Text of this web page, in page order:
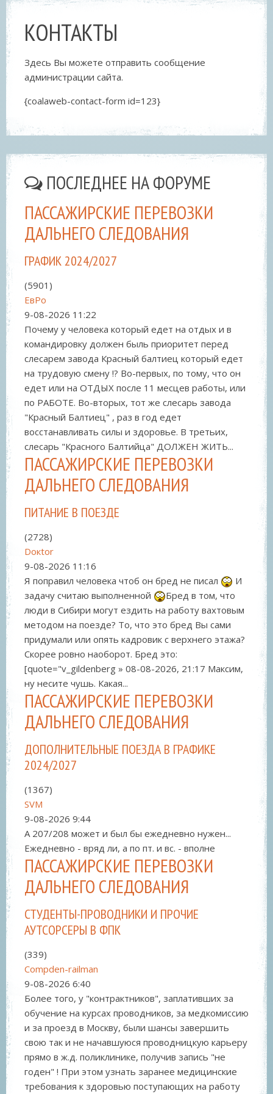
КОНТАКТЫ
Здесь Вы можете отправить сообщение
администрации сайта.
{coalaweb-contact-form id=123}
ПОСЛЕДНЕЕ НА ФОРУМЕ
ПАССАЖИРСКИЕ ПЕРЕВОЗКИ
ДАЛЬНЕГО СЛЕДОВАНИЯ
ГРАФИК 2024/2027
(5901)
ЕвРо
9-08-2026 11:22
Почему у человека который едет на отдых и в
командировку должен быль приоритет перед
слесарем завода Красный балтиец который едет
на трудовую смену !? Во-первых, по тому, что он
едет или на ОТДЫХ после 11 месцев работы, или
по РАБОТЕ. Во-вторых, тот же слесарь завода
"Красный Балтиец" , раз в год едет
восстанавливать силы и здоровье. В третьих,
слесарь "Красного Балтийца" ДОЛЖЕН ЖИТЬ...
ПАССАЖИРСКИЕ ПЕРЕВОЗКИ
ДАЛЬНЕГО СЛЕДОВАНИЯ
ПИТАНИЕ В ПОЕЗДЕ
(2728)
Doкtor
9-08-2026 11:16
Я поправил человека чтоб он бред не писал
И
задачу считаю выполненной
Бред в том, что
люди в Сибири могут ездить на работу вахтовым
методом на поезде? То, что это бред Вы сами
придумали или опять кадровик с верхнего этажа?
Скорее ровно наоборот. Бред это:
[quote="v_gildenberg » 08-08-2026, 21:17 Максим,
ну несите чушь. Какая...
ПАССАЖИРСКИЕ ПЕРЕВОЗКИ
ДАЛЬНЕГО СЛЕДОВАНИЯ
ДОПОЛНИТЕЛЬНЫЕ ПОЕЗДА В ГРАФИКЕ
2024/2027
(1367)
SVM
9-08-2026 9:44
А 207/208 может и был бы ежедневно нужен...
Ежедневно - вряд ли, а по пт. и вс. - вполне
ПАССАЖИРСКИЕ ПЕРЕВОЗКИ
ДАЛЬНЕГО СЛЕДОВАНИЯ
СТУДЕНТЫ-ПРОВОДНИКИ И ПРОЧИЕ
АУТСОРСЕРЫ В ФПК
(339)
Compden-railman
9-08-2026 6:40
Более того, у "контрактников", заплативших за
обучение на курсах проводников, за медкомиссию
и за проезд в Москву, были шансы завершить
свою так и не начавшуюся проводницкую карьеру
прямо в ж.д. поликлинике, получив запись "не
годен" ! При этом узнать заранее медицинские
требования к здоровью поступающих на работу